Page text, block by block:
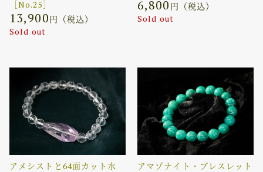
［No.25］
13,900円（税込）
Sold out
6,800 円（税込）
Sold out
アメシストと64面カット水
アマゾナイト・ブレスレット